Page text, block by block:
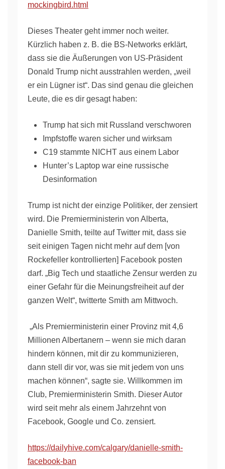
mockingbird.html
Dieses Theater geht immer noch weiter.
Kürzlich haben z. B. die BS-Networks erklärt,
dass sie die Äußerungen von US-Präsident
Donald Trump nicht ausstrahlen werden, „weil
er ein Lügner ist“. Das sind genau die gleichen
Leute, die es dir gesagt haben:
Trump hat sich mit Russland verschworen
Impfstoffe waren sicher und wirksam
C19 stammte NICHT aus einem Labor
Hunter’s Laptop war eine russische
Desinformation
Trump ist nicht der einzige Politiker, der zensiert
wird. Die Premierministerin von Alberta,
Danielle Smith, teilte auf Twitter mit, dass sie
seit einigen Tagen nicht mehr auf dem [von
Rockefeller kontrollierten] Facebook posten
darf. „Big Tech und staatliche Zensur werden zu
einer Gefahr für die Meinungsfreiheit auf der
ganzen Welt“, twitterte Smith am Mittwoch.
„Als Premierministerin einer Provinz mit 4,6
Millionen Albertanern – wenn sie mich daran
hindern können, mit dir zu kommunizieren,
dann stell dir vor, was sie mit jedem von uns
machen können“, sagte sie. Willkommen im
Club, Premierministerin Smith. Dieser Autor
wird seit mehr als einem Jahrzehnt von
Facebook, Google und Co. zensiert.
https://dailyhive.com/calgary/danielle-smith-
facebook-ban